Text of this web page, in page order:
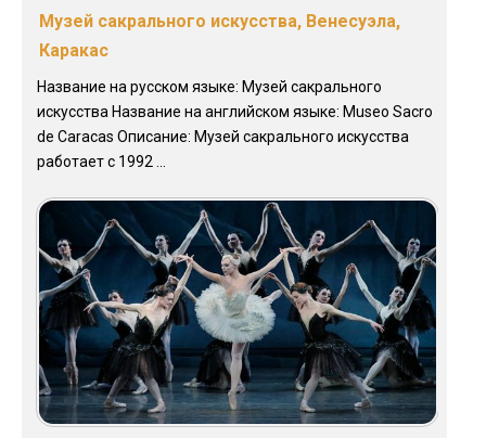
Музей сакрального искусства, Венесуэла,
Каракас
Название на русском языке: Музей сакрального
искусства Название на английском языке: Museo Sacro
de Caracas Описание: Музей сакрального искусства
работает с 1992 ...